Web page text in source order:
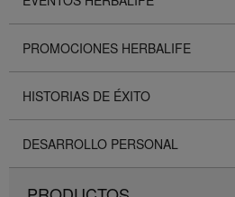
PROMOCIONES HERBALIFE
HISTORIAS DE ÉXITO
DESARROLLO PERSONAL